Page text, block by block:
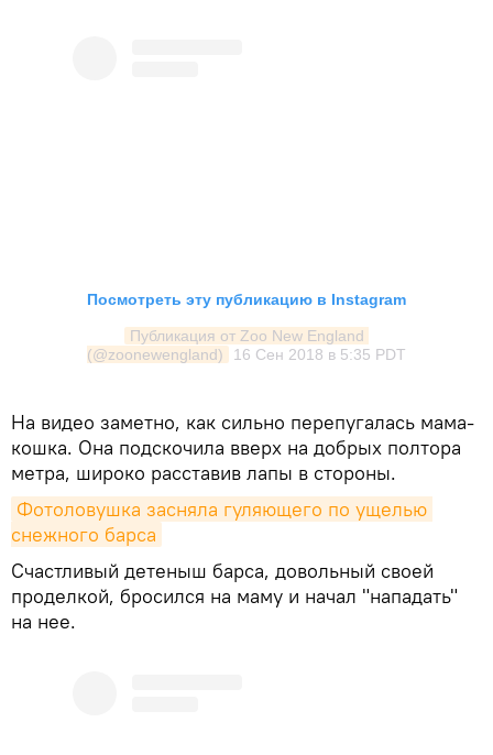
Посмотреть эту публикацию в Instagram
Публикация от Zoo New England
(@zoonewengland)
16 Сен 2018 в 5:35 PDT
На видео заметно, как сильно перепугалась мама-
кошка. Она подскочила вверх на добрых полтора
метра, широко расставив лапы в стороны.
Фотоловушка засняла гуляющего по ущелью
снежного барса
Счастливый детеныш барса, довольный своей
проделкой, бросился на маму и начал "нападать"
на нее.